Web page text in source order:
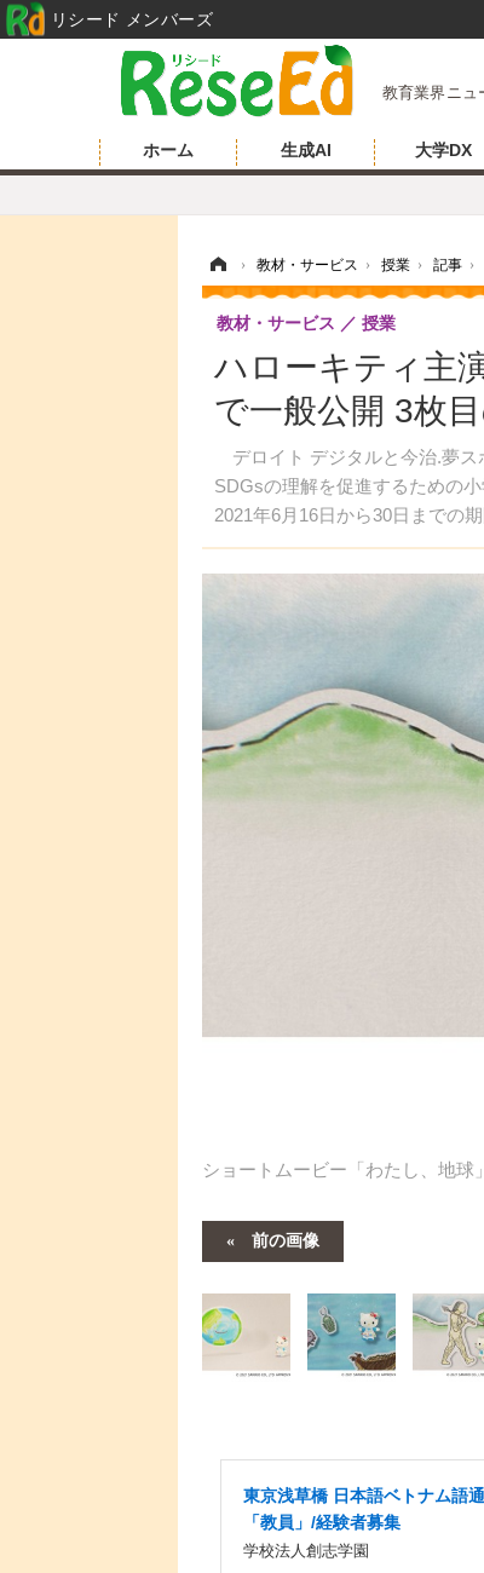
教育業界ニュ
ホーム 生成AI 大学DX
› 教材・サービス › 授業 › 記事 ›
ハローキティ主
で一般公開 3枚
デロイト デジタルと今治.夢ス
SDGsの理解を促進するための
2021年6月16日から30日までの
教材・サービス 授業
ショートムービー「わたし、地
前の画像
東京浅草橋 日本語ベトナム語
「教員」/経験者募集
学校法人創志学園
リシード メンバーズ